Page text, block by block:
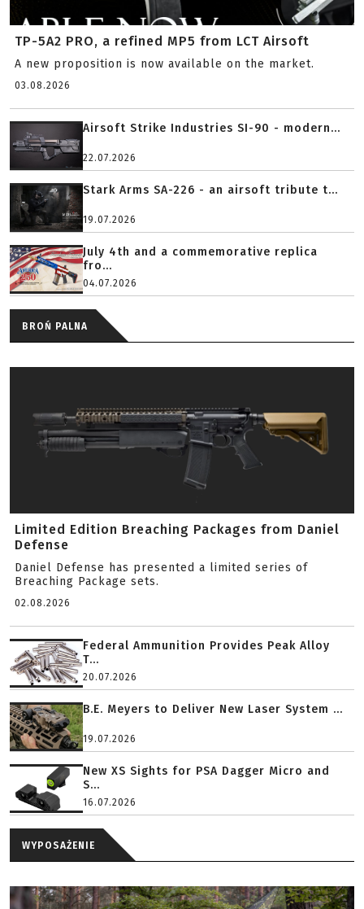
TP-5A2 PRO, a refined MP5 from LCT Airsoft
A new proposition is now available on the market.
03.08.2026
Airsoft Strike Industries SI-90 - modern...
22.07.2026
Stark Arms SA-226 - an airsoft tribute t...
19.07.2026
July 4th and a commemorative replica
fro...
04.07.2026
BROŃ PALNA
Limited Edition Breaching Packages from Daniel
Defense
Daniel Defense has presented a limited series of
Breaching Package sets.
02.08.2026
Federal Ammunition Provides Peak Alloy
T...
20.07.2026
B.E. Meyers to Deliver New Laser System ...
19.07.2026
New XS Sights for PSA Dagger Micro and
S...
16.07.2026
WYPOSAŻENIE